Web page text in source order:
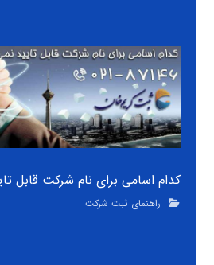
کدام اسامی برای نام شرکت قابل
راهنمای ثبت شرکت